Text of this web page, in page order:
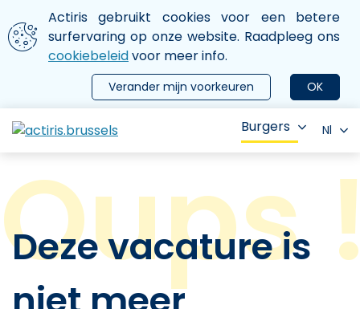
Aller au contenu principal
We gebruiken cookies
Actiris gebruikt cookies voor een betere
surfervaring op onze website. Raadpleeg ons
cookiebeleidvoor meer info.
OK
Verander mijn voorkeuren
le menu
Burgers Nl
Deze vacature is